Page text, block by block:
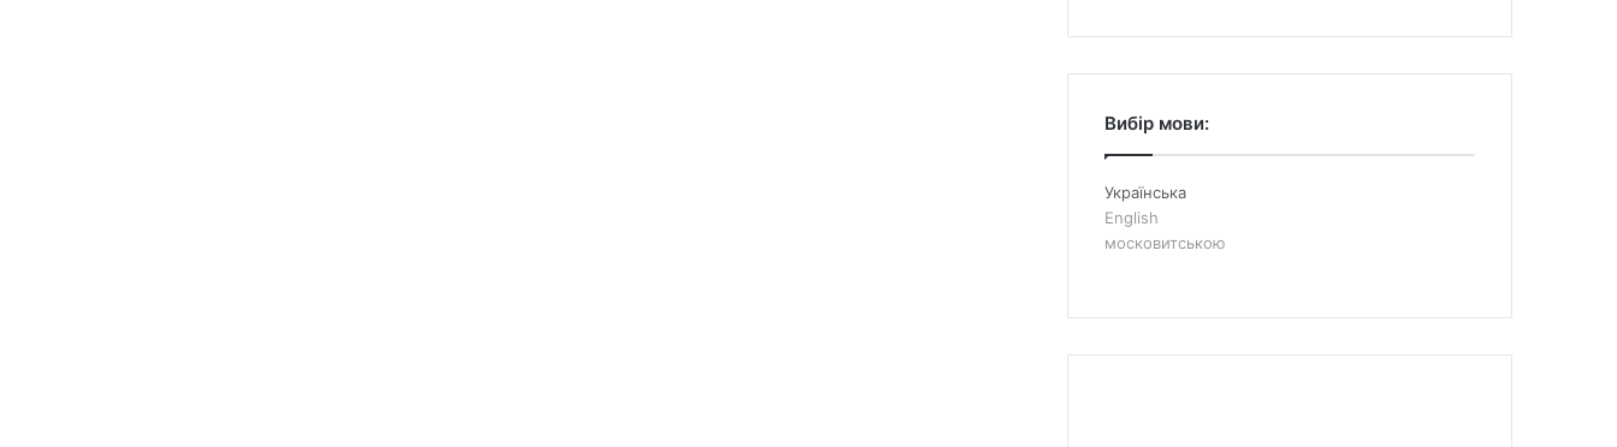
Вибір мови:
Українська
English
московитською